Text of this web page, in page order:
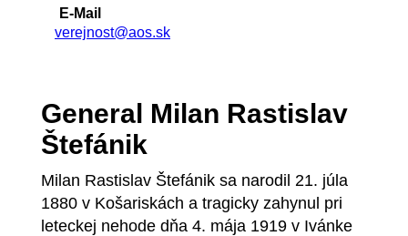
E-Mail
verejnost@aos.sk
General Milan Rastislav
Štefánik
Milan Rastislav Štefánik sa narodil 21. júla
1880 v Košariskách a tragicky zahynul pri
leteckej nehode dňa 4. mája 1919 v Ivánke